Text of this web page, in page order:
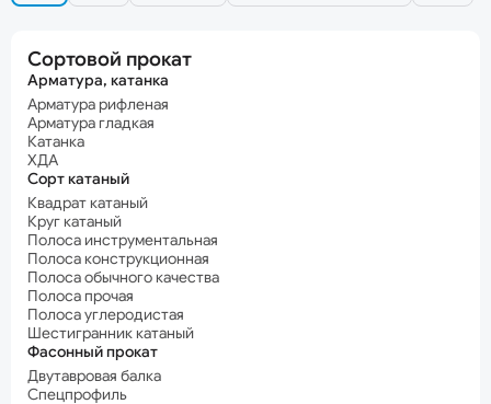
Сортовой прокат
Арматура, катанка
Арматура рифленая
Арматура гладкая
Катанка
ХДА
Сорт катаный
Квадрат катаный
Круг катаный
Полоса инструментальная
Полоса конструкционная
Полоса обычного качества
Полоса прочая
Полоса углеродистая
Шестигранник катаный
Фасонный прокат
Двутавровая балка
Спецпрофиль